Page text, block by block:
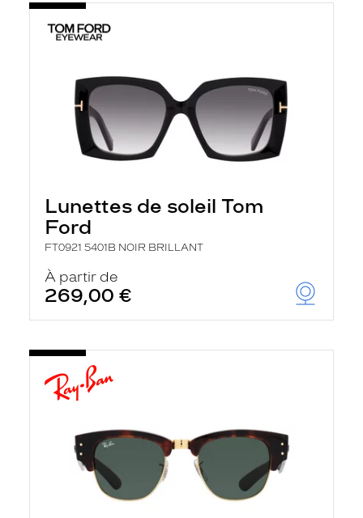
Lunettes de soleil Tom
Ford
FT0921 5401B NOIR BRILLANT
À partir de
269,00 €